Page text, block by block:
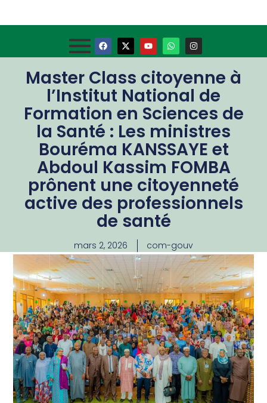
Master Class citoyenne à
l’Institut National de
Formation en Sciences de
la Santé : Les ministres
Bouréma KANSSAYE et
Abdoul Kassim FOMBA
prônent une citoyenneté
active des professionnels
de santé
mars 2, 2026 com-gouv